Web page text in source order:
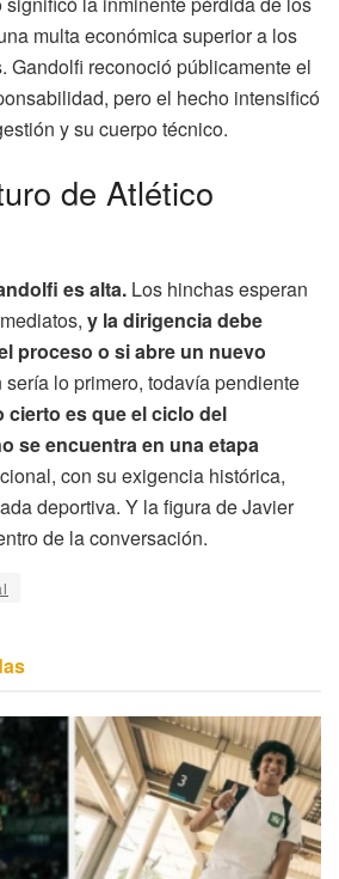
multa económica superior a los
Gandolfi reconoció públicamente el
pero el hecho intensificó
y su cuerpo técnico.
de Atlético
es alta. Los hinchas esperan
y la dirigencia debe
proceso o si abre un nuevo
sería lo primero, todavía pendiente
cierto es que el ciclo del
se encuentra en una etapa
con su exigencia histórica,
deportiva. Y la figura de Javier
de la conversación.